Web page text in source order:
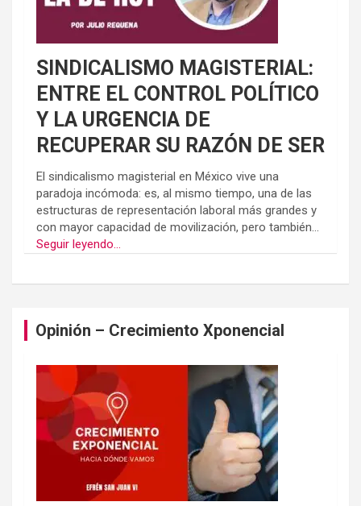
SINDICALISMO MAGISTERIAL:
ENTRE EL CONTROL POLÍTICO
Y LA URGENCIA DE
RECUPERAR SU RAZÓN DE SER
El sindicalismo magisterial en México vive una
paradoja incómoda: es, al mismo tiempo, una de las
estructuras de representación laboral más grandes y
con mayor capacidad de movilización, pero también...
Seguir leyendo...
Opinión – Crecimiento Xponencial